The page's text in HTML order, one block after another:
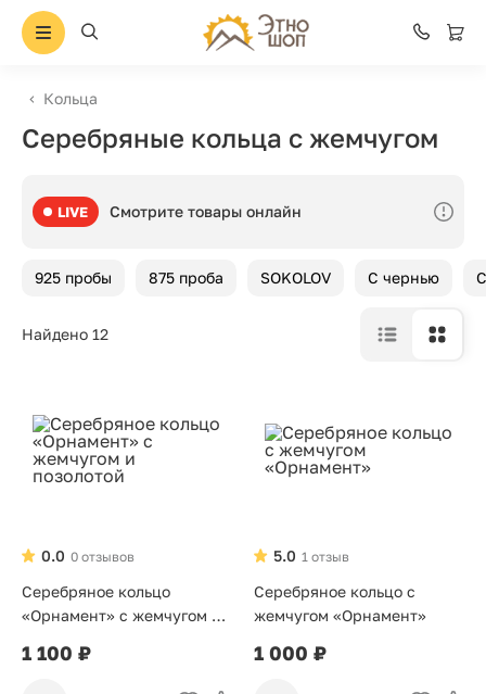
Кольца
Серебряные кольца с жемчугом
LIVE Смотрите товары онлайн
Найдено 12
925 пробы 875 проба SOKOLOV С чернью
0 отзывов
0.0
Серебряное кольцо
«Орнамент» с жемчугом и
1 100 ₽
1 отзыв
5.0
Серебряное кольцо с
жемчугом «Орнамент»
1 000 ₽